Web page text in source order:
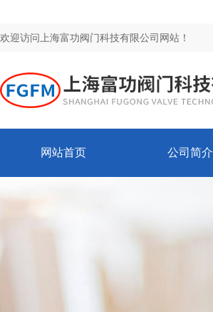
欢迎访问上海富功阀门科技有限公司网站！
网站首页 公司简介